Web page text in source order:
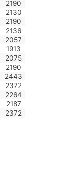
2190
2130
2190
2136
2057
1913
2075
2190
2443
2372
2264
2187
2372